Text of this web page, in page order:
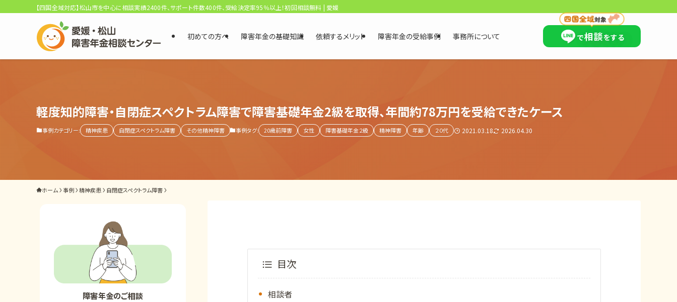
×
選ばれる3つの理由
初回相談料0円・受給後報酬型
サポート料金について
県内 No.1 の豊富な知識と経験
ご相談事例をみる
外出困難でもOK
障害年金の基礎知識
【四国全域対応】松山市を中心に相談実績2400件、サポート件数400件、受給決定率95％以上！初回相談無料 | 愛媛・松山障害年金相談センター
初めての方へ 障害年金の基礎知識 依頼するメリット 障害年金の受給事例 事務所について で相談をする
軽度知的障害・自閉症スペクトラム障害で障害基礎年金2級を取得、年間約78万円を受給できたケース
事例カテゴリー: 精神疾患 自閉症スペクトラム障害 その他精神障害 事例タグ: 20歳前障害 女性 障害基礎年金２級 精神障害 年齢 ２０代 2021.03.18 2026.04.30
ホーム 事例 精神疾患 自閉症スペクトラム障害
目次
相談者
障害年金のご相談